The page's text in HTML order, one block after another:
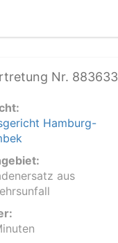
Nr. 883633
Hamburg-
aus